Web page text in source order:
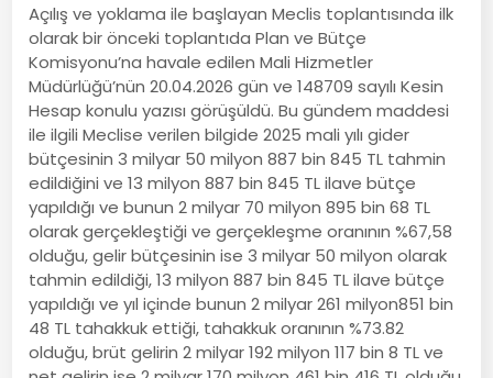
Açılış ve yoklama ile başlayan Meclis toplantısında ilk
olarak bir önceki toplantıda Plan ve Bütçe
Komisyonu’na havale edilen Mali Hizmetler
Müdürlüğü’nün 20.04.2026 gün ve 148709 sayılı Kesin
Hesap konulu yazısı görüşüldü. Bu gündem maddesi
ile ilgili Meclise verilen bilgide 2025 mali yılı gider
bütçesinin 3 milyar 50 milyon 887 bin 845 TL tahmin
edildiğini ve 13 milyon 887 bin 845 TL ilave bütçe
yapıldığı ve bunun 2 milyar 70 milyon 895 bin 68 TL
olarak gerçekleştiği ve gerçekleşme oranının %67,58
olduğu, gelir bütçesinin ise 3 milyar 50 milyon olarak
tahmin edildiği, 13 milyon 887 bin 845 TL ilave bütçe
yapıldığı ve yıl içinde bunun 2 milyar 261 milyon851 bin
48 TL tahakkuk ettiği, tahakkuk oranının %73.82
olduğu, brüt gelirin 2 milyar 192 milyon 117 bin 8 TL ve